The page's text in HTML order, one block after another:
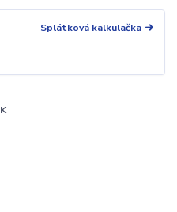
Splátková kalkulačka